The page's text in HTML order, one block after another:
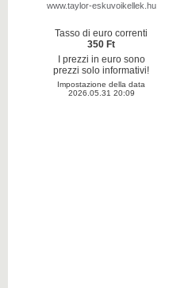
www.taylor-eskuvoikellek.hu
Tasso di euro correnti
350 Ft
I prezzi in euro sono
prezzi solo informativi!
Impostazione della data
2026.05.31 20:09